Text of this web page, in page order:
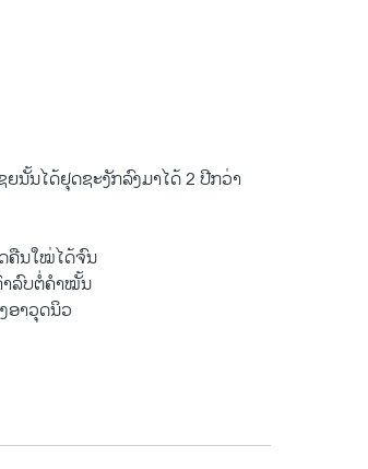
ນັ້ນໄດ້ຢຸດຊະງັກລົງມາໄດ້ 2 ປີກວ່າ
ຄືນໃໝ່ໄດ້ຈົນ
າລົບຕໍ່ຄຳໝັ້ນ
ອາວຸດນິວ